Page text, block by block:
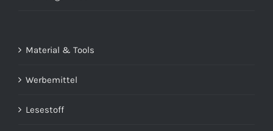
Material & Tools
Werbemittel
Lesestoff